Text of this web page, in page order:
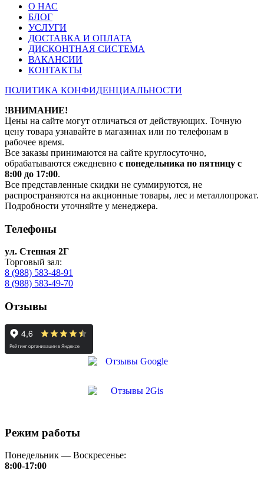
О НАС
БЛОГ
УСЛУГИ
ДОСТАВКА И ОПЛАТА
ДИСКОНТНАЯ СИСТЕМА
ВАКАНСИИ
КОНТАКТЫ
ПОЛИТИКА КОНФИДЕНЦИАЛЬНОСТИ
!ВНИМАНИЕ!
Цены на сайте могут отличаться от действующих. Точную
цену товара узнавайте в магазинах или по телефонам в
рабочее время.
Все заказы принимаются на сайте круглосуточно,
обрабатываются ежедневно с понедельника по пятницу с
8:00 до 17:00.
Все представленные скидки не суммируются, не
распространяются на акционные товары, лес и металлопрокат.
Подробности уточняйте у менеджера.
Телефоны
ул. Степная 2Г
Торговый зал:
8 (988) 583-48-91
8 (988) 583-49-70
Отзывы
Режим работы
Понедельник — Воскресенье:
8:00-17:00